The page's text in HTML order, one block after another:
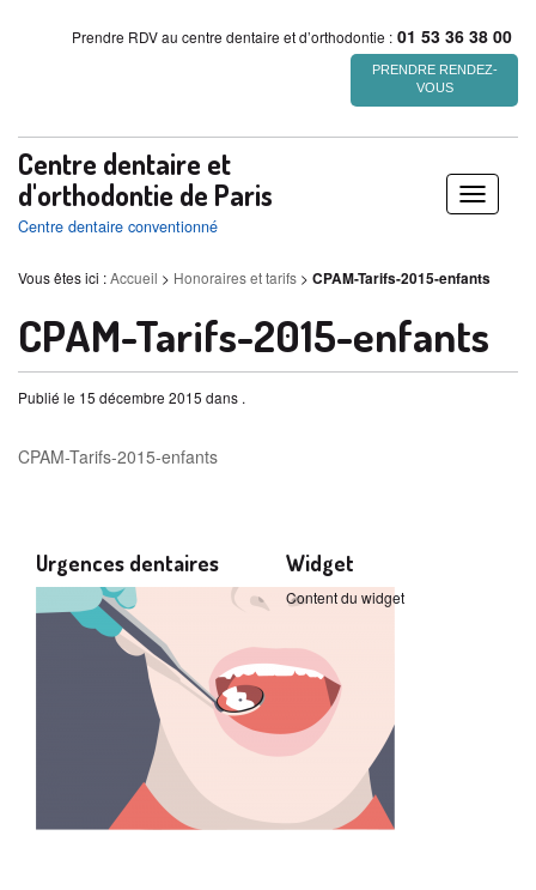
Prendre RDV au centre dentaire et d’orthodontie : 01 53 36 38 00
PRENDRE RENDEZ-
VOUS
Centre dentaire et
d'orthodontie de Paris
Centre dentaire conventionné
Déplier
/
Vous êtes ici :Accueil > Honoraires et tarifs > CPAM-Tarifs-2015-enfants
CPAM-Tarifs-2015-enfants
Publié le 15 décembre 2015 dans .
CPAM-Tarifs-2015-enfants
Urgences dentaires Widget
Content du widget